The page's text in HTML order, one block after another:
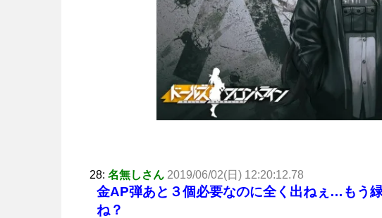
28: 名無しさん 2019/06/02(日) 12:20:12.78
金AP弾あと３個必要なのに全く出ねぇ…もう
ね？